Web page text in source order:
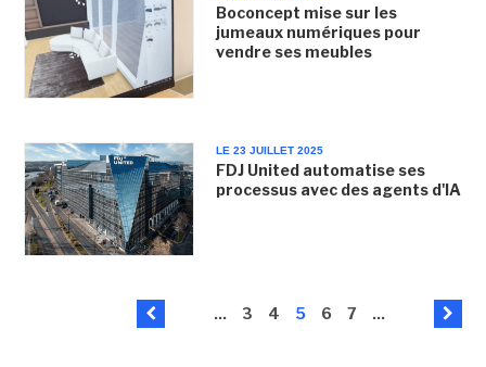
Boconcept mise sur les
jumeaux numériques pour
vendre ses meubles
LE 23 JUILLET 2025
FDJ United automatise ses
processus avec des agents d'IA
... 3 4 5 6 7 ...